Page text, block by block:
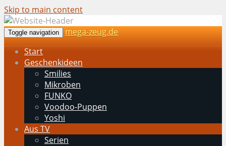
Skip to main content
Toggle navigation
mega-zeug.de
Start
Geschenkideen
Smilies
Mikroben
FUNKO
Voodoo-Puppen
Yoshi
Aus TV
Serien